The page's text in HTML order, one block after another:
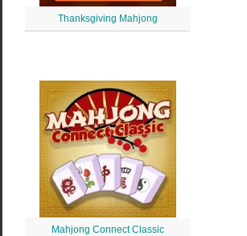
Thanksgiving Mahjong
Mahjong Connect Classic